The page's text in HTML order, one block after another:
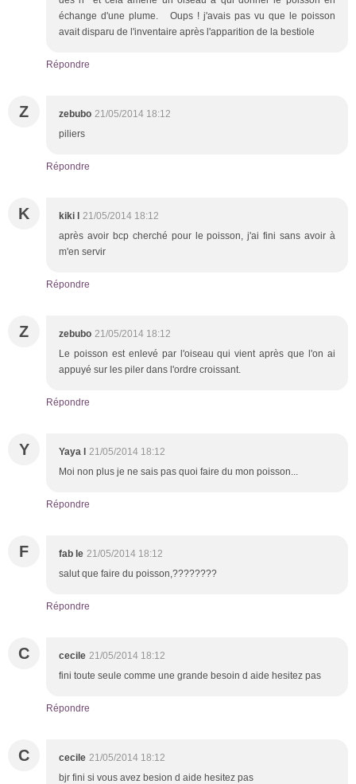
échange d'une plume. Oups ! j'avais pas vu que le poisson
avait disparu de l'inventaire après l'apparition de la bestiole
Répondre
Z zebubo 21/05/2014 18:12
piliers
Répondre
K kiki l 21/05/2014 18:12
après avoir bcp cherché pour le poisson, j'ai fini sans avoir à
m'en servir
Répondre
Z zebubo 21/05/2014 18:12
Le poisson est enlevé par l'oiseau qui vient après que l'on ai
appuyé sur les piler dans l'ordre croissant.
Répondre
Y Yaya l 21/05/2014 18:12
Moi non plus je ne sais pas quoi faire du mon poisson...
Répondre
F fab le 21/05/2014 18:12
salut que faire du poisson,????????
Répondre
C cecile 21/05/2014 18:12
fini toute seule comme une grande besoin d aide hesitez pas
Répondre
C cecile 21/05/2014 18:12
bjr fini si vous avez besion d aide hesitez pas